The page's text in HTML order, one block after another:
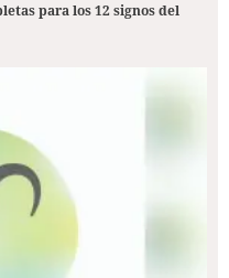
para los 12 signos del